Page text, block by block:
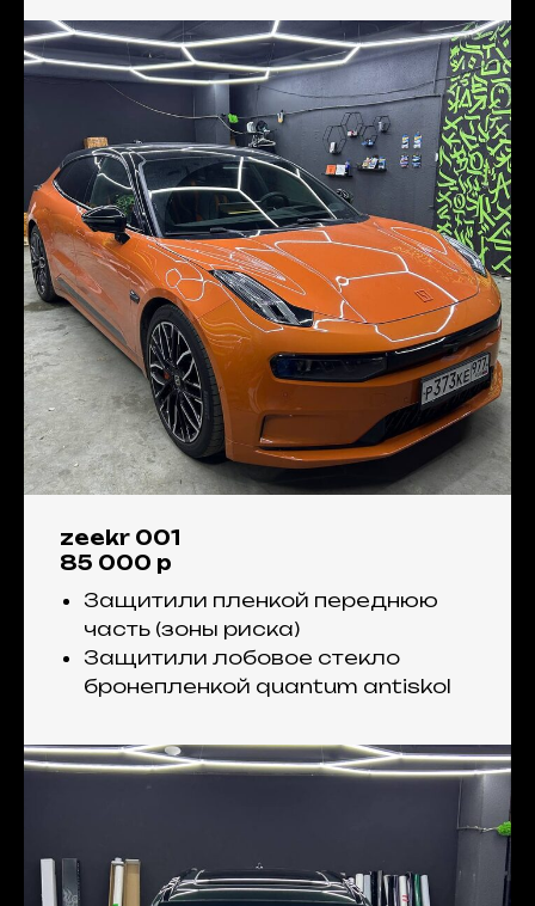
zeekr 001
85 000 р
Защитили пленкой переднюю
часть (зоны риска)
Защитили лобовое стекло
бронепленкой quantum antiskol